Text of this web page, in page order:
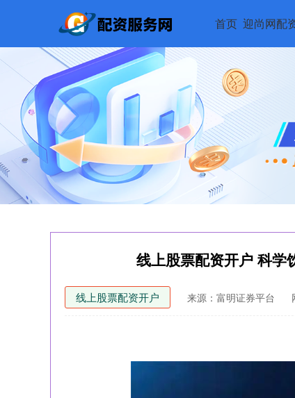
首页 迎尚网配
线上股票配资开户 科学
线上股票配资开户 来源：富明证券平台